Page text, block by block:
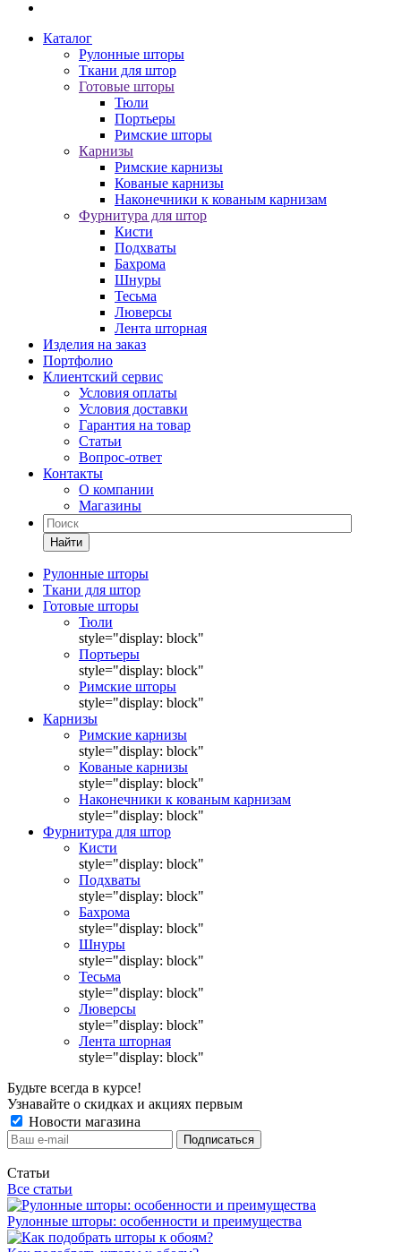
Каталог
Рулонные шторы
Ткани для штор
Готовые шторы
Тюли
Портьеры
Римские шторы
Карнизы
Римские карнизы
Кованые карнизы
Наконечники к кованым карнизам
Фурнитура для штор
Кисти
Подхваты
Бахрома
Шнуры
Тесьма
Люверсы
Лента шторная
Изделия на заказ
Портфолио
Клиентский сервис
Условия оплаты
Условия доставки
Гарантия на товар
Статьи
Вопрос-ответ
Контакты
О компании
Магазины
Найти
Рулонные шторы
Ткани для штор
Готовые шторы
Тюли
style="display: block"
Портьеры
style="display: block"
Римские шторы
style="display: block"
Карнизы
Римские карнизы
style="display: block"
Кованые карнизы
style="display: block"
Наконечники к кованым карнизам
style="display: block"
Фурнитура для штор
Кисти
style="display: block"
Подхваты
style="display: block"
Бахрома
style="display: block"
Шнуры
style="display: block"
Тесьма
style="display: block"
Люверсы
style="display: block"
Лента шторная
style="display: block"
Будьте всегда в курсе!
Узнавайте о скидках и акциях первым
Новости магазина
Статьи
Все статьи
Рулонные шторы: особенности и преимущества